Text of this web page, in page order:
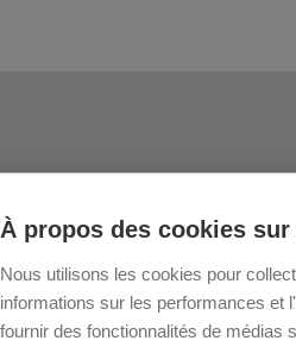
À propos des cookies
Nous utilisons les cookies pour
informations sur les performances et
fournir des fonctionnalités de médias